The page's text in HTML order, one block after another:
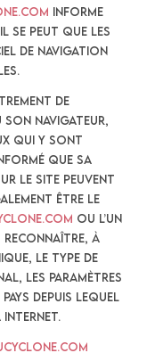
informe
se peut que les
de navigation
de
son navigateur,
qui y sont
que sa
le Site peuvent
être le
ou l’un
reconnaître, à
le type de
les paramètres
depuis lequel
Internet.